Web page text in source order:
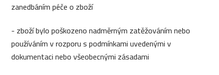
zanedbáním péče o zboží
- zboží bylo poškozeno nadměrným zatěžováním nebo
používáním v rozporu s podmínkami uvedenými v
dokumentaci nebo všeobecnými zásadami